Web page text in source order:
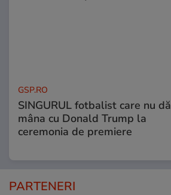
GSP.RO
SINGURUL fotbalist care nu dă
mâna cu Donald Trump la
ceremonia de premiere
PARTENERI